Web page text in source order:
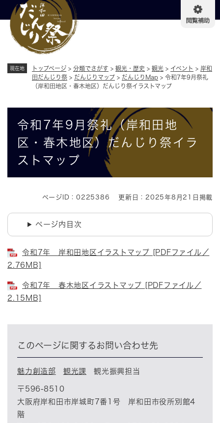
メニューを飛ばして本文へ
現在地 トップページ > 分類でさがす > 観光・歴史 > 観光 > イベント > 岸和
田だんじり祭 > だんじりマップ > だんじりMap > 令和7年9月祭礼
（岸和田地区・春木地区）だんじり祭イラストマップ
令和7年9月祭礼（岸和田地
区・春木地区）だんじり祭イラ
ストマップ
ページID：0225386 更新日：2025年8月21日掲載
ページ内目次
令和7年 岸和田地区イラストマップ [PDFファイル／
2.76MB]
令和7年 春木地区イラストマップ [PDFファイル／
2.15MB]
このページに関するお問い合わせ先
魅力創造部 観光課 観光振興担当
〒596-8510
大阪府岸和田市岸城町7番1号 岸和田市役所別館4
階